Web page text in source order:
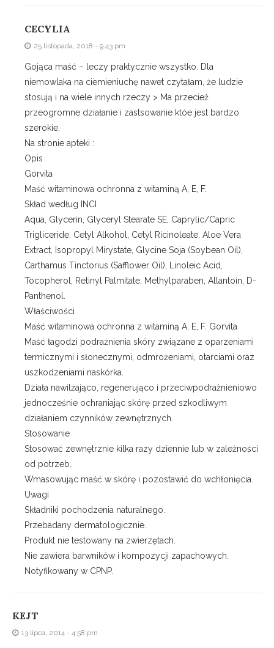
CECYLIA
25 listopada, 2018 - 9:43 pm
Gojąca maść – leczy praktycznie wszystko. Dla
niemowlaka na ciemieniuchę nawet czytałam, że ludzie
stosują i na wiele innych rzeczy > Ma przecież
przeogromne działanie i zastsowanie któe jest bardzo
szerokie.
Na stronie apteki :
Opis
Gorvita
Maść witaminowa ochronna z witaminą A, E, F.
Skład według INCI
Aqua, Glycerin, Glyceryl Stearate SE, Caprylic/Capric
Trigliceride, Cetyl Alkohol, Cetyl Ricinoleate, Aloe Vera
Extract, Isopropyl Mirystate, Glycine Soja (Soybean Oil),
Carthamus Tinctorius (Safflower Oil), Linoleic Acid,
Tocopherol, Retinyl Palmitate, Methylparaben, Allantoin, D-
Panthenol.
Właściwości
Maść witaminowa ochronna z witaminą A, E, F. Gorvita
Maść łagodzi podrażnienia skóry związane z oparzeniami
termicznymi i słonecznymi, odmrożeniami, otarciami oraz
uszkodzeniami naskórka.
Działa nawilżająco, regenerująco i przeciwpodrażnieniowo
jednocześnie ochraniając skórę przed szkodliwym
działaniem czynników zewnętrznych.
Stosowanie
Stosować zewnętrznie kilka razy dziennie lub w zależności
od potrzeb.
Wmasowując maść w skórę i pozostawić do wchłonięcia.
Uwagi
Składniki pochodzenia naturalnego.
Przebadany dermatologicznie.
Produkt nie testowany na zwierzętach.
Nie zawiera barwników i kompozycji zapachowych.
Notyfikowany w CPNP.
KEJT
13 lipca, 2014 - 4:58 pm